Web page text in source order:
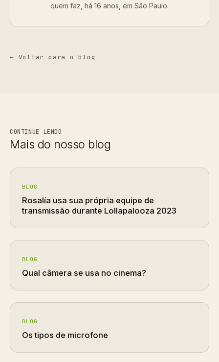
quem faz, há 16 anos, em São Paulo.
← Voltar para o blog
CONTINUE LENDO
Mais do nosso blog
BLOG
Rosalía usa sua própria equipe de
transmissão durante Lollapalooza 2023
BLOG
Qual câmera se usa no cinema?
BLOG
Os tipos de microfone